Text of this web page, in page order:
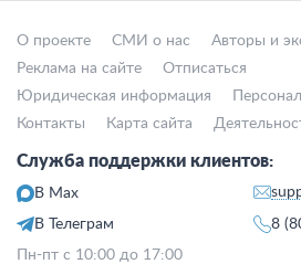
О проекте СМИ о нас Авторы и
Реклама на сайте
Отписаться
Юридическая информация
Контакты
Карта сайта
Служба поддержки клиентов:
В Max
В Телеграм
8
Пн-пт с 10:00 до 17:00